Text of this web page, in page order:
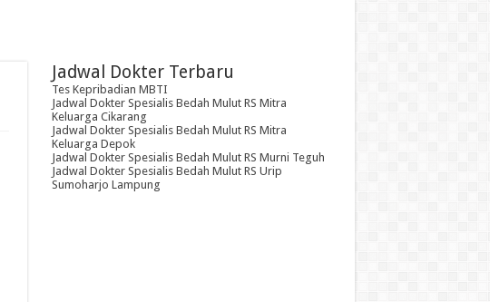
Jadwal Dokter Terbaru
Tes Kepribadian MBTI
Jadwal Dokter Spesialis Bedah Mulut RS Mitra
Keluarga Cikarang
Jadwal Dokter Spesialis Bedah Mulut RS Mitra
Keluarga Depok
Jadwal Dokter Spesialis Bedah Mulut RS Murni Teguh
Jadwal Dokter Spesialis Bedah Mulut RS Urip
Sumoharjo Lampung